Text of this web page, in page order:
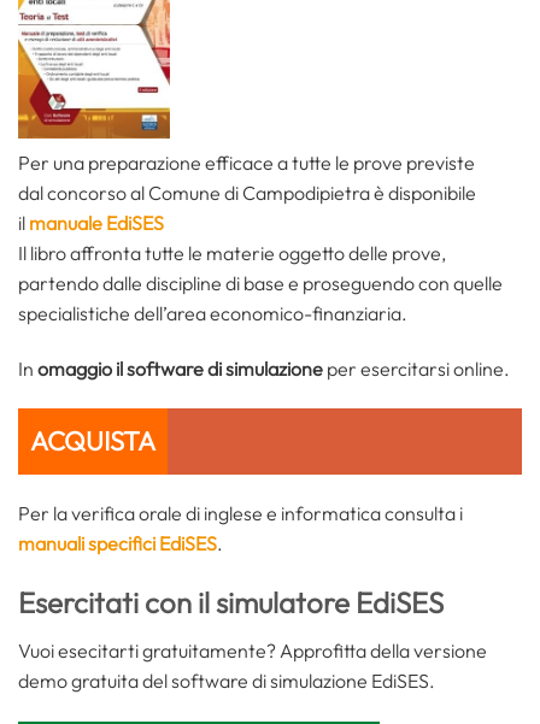
Per una preparazione efficace a tutte le prove previste
dal concorsoal Comune di Campodipietra è disponibile
il manuale EdiSES
Il libro affronta tutte le materie oggetto delle prove,
partendo dalle discipline di base e proseguendo con quelle
specialistiche dell’area economico-finanziaria.
In omaggio il software di simulazione per esercitarsi online.
ACQUISTA
Per la verifica orale di inglese e informatica consulta i
manuali specifici EdiSES.
Esercitati con il simulatore EdiSES
Vuoi esecitarti gratuitamente? Approfitta della versione
demo gratuita del software di simulazione EdiSES.